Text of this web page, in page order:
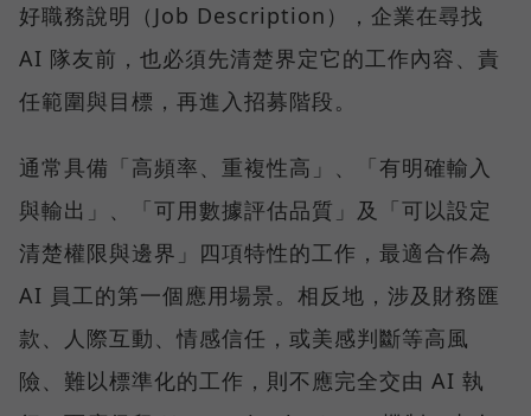
好職務說明（Job Description），企業在尋找
AI 隊友前，也必須先清楚界定它的工作內容、責
任範圍與目標，再進入招募階段。
通常具備「高頻率、重複性高」、「有明確輸入
與輸出」、「可用數據評估品質」及「可以設定
清楚權限與邊界」四項特性的工作，最適合作為
AI 員工的第一個應用場景。相反地，涉及財務匯
款、人際互動、情感信任，或美感判斷等高風
險、難以標準化的工作，則不應完全交由 AI 執